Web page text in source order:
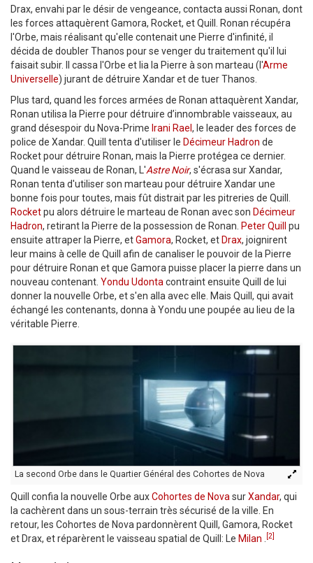
Drax, envahi par le désir de vengeance, contacta aussi Ronan, dont
les forces attaquèrent Gamora, Rocket, et Quill. Ronan récupéra
l'Orbe, mais réalisant qu'elle contenait une Pierre d'infinité, il
décida de doubler Thanos pour se venger du traitement qu'il lui
faisait subir. Il cassa l'Orbe et lia la Pierre à son marteau (l'Arme
Universelle) jurant de détruire Xandar et de tuer Thanos.
Plus tard, quand les forces armées de Ronan attaquèrent Xandar,
Ronan utilisa la Pierre pour détruire d’innombrable vaisseaux, au
grand désespoir du Nova-Prime Irani Rael , le leader des forces de
police de Xandar. Quill tenta d'utiliser le Décimeur Hadron de
Rocket pour détruire Ronan, mais la Pierre protégea ce dernier.
Quand le vaisseau de Ronan, L'Astre Noir, s'écrasa sur Xandar,
Ronan tenta d'utiliser son marteau pour détruire Xandar une
bonne fois pour toutes, mais fût distrait par les pitreries de Quill.
Rocketpu alors détruire le marteau de Ronan avec son Décimeur
Hadron, retirant la Pierre de la possession de Ronan. Peter Quill
pu
ensuite attraper la Pierre, etGamora, Rocket, et Drax, joignirent
leur mains à celle de Quill afin de canaliser le pouvoir de la Pierre
pour détruire Ronan et que Gamora puisse placer la pierre dans un
nouveau contenant. Yondu Udonta contraint ensuite Quill de lui
donner la nouvelle Orbe, et s'en alla avec elle. Mais Quill, qui avait
échangé les contenants, donna à Yondu une poupée au lieu de la
véritable Pierre.
La second Orbe dans le Quartier Général des Cohortes de Nova
Quill confia la nouvelle Orbe auxCohortes de Nova surXandar, qui
la cachèrent dans un sous-terrain très sécurisé de la ville. En
retour, les Cohortes de Nova pardonnèrent Quill, Gamora, Rocket
et Drax, et réparèrent le vaisseau spatial de Quill: Le Milan [2]